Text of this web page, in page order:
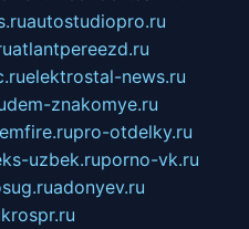
autostudiopro.ru
atlantpereezd.ru
elektrostal-news.ru
znakomye.ru
emfire.rupro-otdelky.ru
uzbek.ruporno-vk.ru
adonyev.ru
krospr.ru